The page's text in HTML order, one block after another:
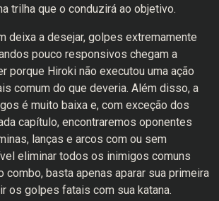
trilha que o conduzirá ao objetivo.
deixa a desejar, golpes extremamente
pouco responsivos chegam a
porque Hiroki não executou uma ação
comum do que deveria. Além disso, a
é muito baixa e, com exceção dos
capítulo, encontraremos oponentes
lanças e arcos com ou sem
eliminar todos os inimigos comuns
combo, basta apenas aparar sua primeira
os golpes fatais com sua katana.